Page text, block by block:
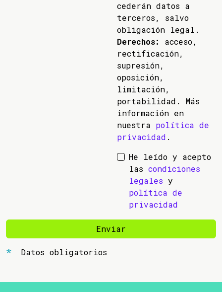
cederán datos a
terceros, salvo
obligación legal.
Derechos:
acceso,
rectificación,
supresión,
oposición,
limitación,
portabilidad. Más
información en
nuestra política de
privacidad .
He leído y acepto
las condiciones
legales y
política de
privacidad
Enviar
Datos obligatorios